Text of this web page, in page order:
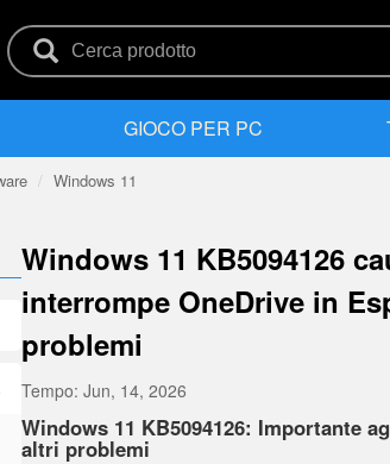
GIOCO PER PC
Windows 11
Windows 11 KB5094126
interrompe OneDrive in
problemi
Tempo: Jun, 14, 2026
Windows 11 KB5094126: Importante
altri problemi